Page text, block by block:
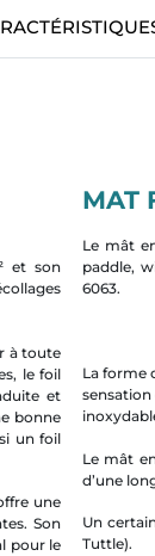
et son
à toute
le foil
et
bonne
un foil
une
Son
pour le
MAT
Le mât
paddle,
6063.
La forme
Le mât
d’une
Un
Tuttle).